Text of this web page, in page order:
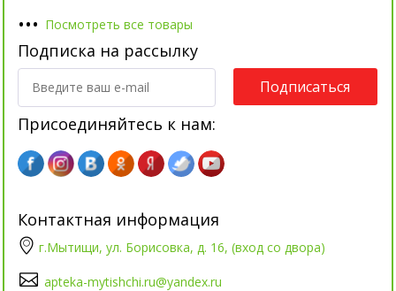
••• Посмотреть все товары
Подписка на рассылку
Подписаться
Присоединяйтесь к нам:
Контактная информация
г.Мытищи, ул. Борисовка, д. 16, (вход со двора)
apteka-mytishchi.ru@yandex.ru